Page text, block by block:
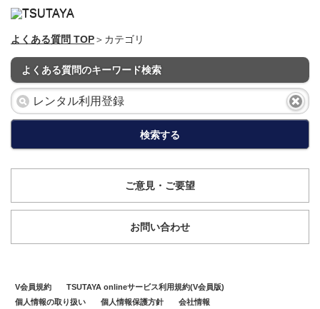
よくある質問 TOP＞カテゴリ
よくある質問のキーワード検索
検索する
ご意見・ご要望
お問い合わせ
V会員規約
TSUTAYA onlineサービス利用規約(V会員版)
個人情報の取り扱い
個人情報保護方針 会社情報